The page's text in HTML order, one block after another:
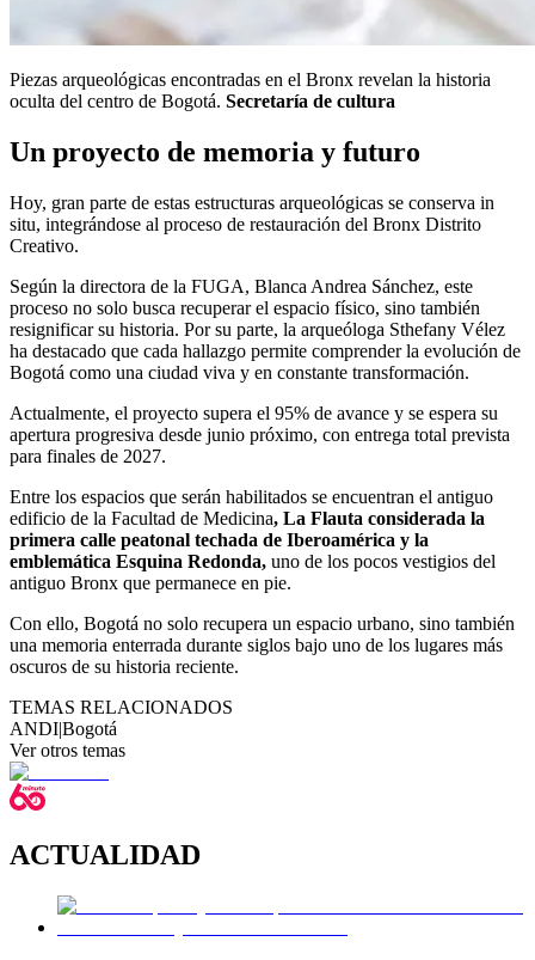
Piezas arqueológicas encontradas en el Bronx revelan la historia
oculta del centro de Bogotá. Secretaría de cultura
Un proyecto de memoria y futuro
Hoy, gran parte de estas estructuras arqueológicas se conserva in
situ, integrándose al proceso de restauración del Bronx Distrito
Creativo.
Según la directora de la FUGA, Blanca Andrea Sánchez, este
proceso no solo busca recuperar el espacio físico, sino también
resignificar su historia. Por su parte, la arqueóloga Sthefany Vélez
ha destacado que cada hallazgo permite comprender la evolución de
Bogotá como una ciudad viva y en constante transformación.
Actualmente, el proyecto supera el 95% de avance y se espera su
apertura progresiva desde junio próximo, con entrega total prevista
para finales de 2027.
Entre los espacios que serán habilitados se encuentran el antiguo
edificio de la Facultad de Medicina, La Flauta considerada la
primera calle peatonal techada de Iberoamérica y la
emblemática Esquina Redonda, uno de los pocos vestigios del
antiguo Bronx que permanece en pie.
Con ello, Bogotá no solo recupera un espacio urbano, sino también
una memoria enterrada durante siglos bajo uno de los lugares más
oscuros de su historia reciente.
TEMAS RELACIONADOS
ANDI|Bogotá
Ver otros temas
ACTUALIDAD